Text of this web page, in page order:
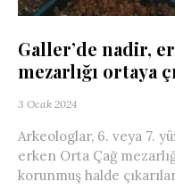
Galler’de nadir,
mezarlığı ortaya
3 Ocak 2024
Arkeologlar, 6. veya 7.
erken Orta Çağ
korunmuş halde